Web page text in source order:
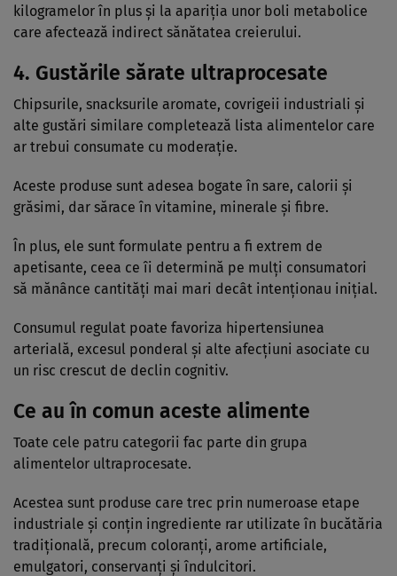
kilogramelor în plus și la apariția unor boli metabolice
care afectează indirect sănătatea creierului.
4. Gustările sărate ultraprocesate
Chipsurile, snacksurile aromate, covrigeii industriali și
alte gustări similare completează lista alimentelor care
ar trebui consumate cu moderație.
Aceste produse sunt adesea bogate în sare, calorii și
grăsimi, dar sărace în vitamine, minerale și fibre.
În plus, ele sunt formulate pentru a fi extrem de
apetisante, ceea ce îi determină pe mulți consumatori
să mănânce cantități mai mari decât intenționau inițial.
Consumul regulat poate favoriza hipertensiunea
arterială, excesul ponderal și alte afecțiuni asociate cu
un risc crescut de declin cognitiv.
Ce au în comun aceste alimente
Toate cele patru categorii fac parte din grupa
alimentelor ultraprocesate.
Acestea sunt produse care trec prin numeroase etape
industriale și conțin ingrediente rar utilizate în bucătăria
tradițională, precum coloranți, arome artificiale,
emulgatori, conservanți și îndulcitori.